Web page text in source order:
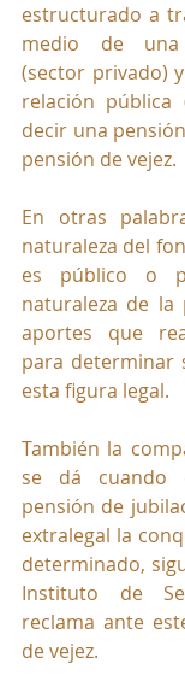
estructurado a
medio de una
(sector privado)
relación pública
decir una
pensión de vejez.
En otras
naturaleza del
es público o
naturaleza de la
aportes que
para determinar
esta figura legal.
También la
se dá
pensión de
extralegal la
determinado,
Instituto de
reclama ante
de vejez.